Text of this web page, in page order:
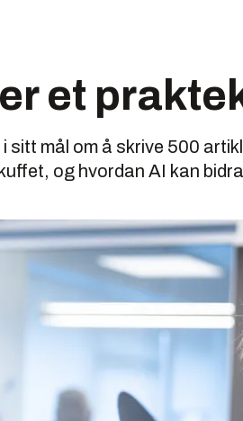
et
sitt mål om å skrive 500
og hvordan AI kan